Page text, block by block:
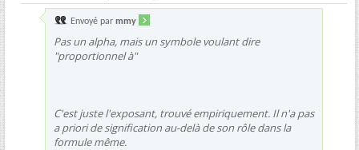
Envoyé par mmy
Pas un alpha, mais un symbole voulant dire
"proportionnel à"
C'est juste l'exposant, trouvé empiriquement. Il n'a pas
a priori de signification au-delà de son rôle dans la
formule même.